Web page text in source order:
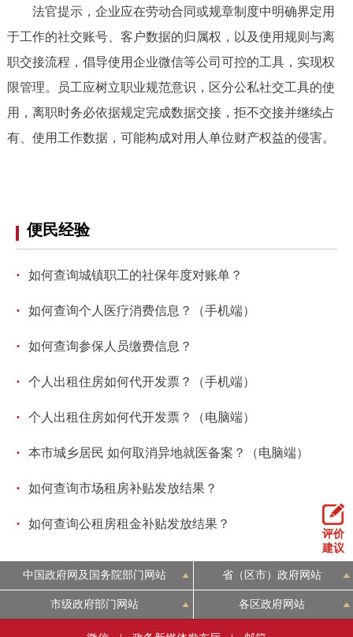
法官提示，企业应在劳动合同或规章制度中明确界定用
于工作的社交账号、客户数据的归属权，以及使用规则与离
职交接流程，倡导使用企业微信等公司可控的工具，实现权
限管理。员工应树立职业规范意识，区分公私社交工具的使
用，离职时务必依据规定完成数据交接，拒不交接并继续占
有、使用工作数据，可能构成对用人单位财产权益的侵害。
便民经验
· 如何查询城镇职工的社保年度对账单？
· 如何查询个人医疗消费信息？（手机端）
· 如何查询参保人员缴费信息？
· 个人出租住房如何代开发票？（手机端）
· 个人出租住房如何代开发票？（电脑端）
· 本市城乡居民 如何取消异地就医备案？（电脑端）
· 如何查询市场租房补贴发放结果？
· 如何查询公租房租金补贴发放结果？
评价
建议
中国政府网及国务院部门网站 省（区市）政府网站
市级政府部门网站 各区政府网站